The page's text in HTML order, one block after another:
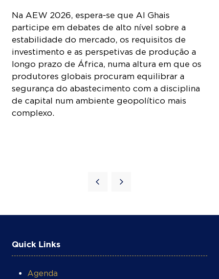
Na AEW 2026, espera-se que Al Ghais
participe em debates de alto nível sobre a
estabilidade do mercado, os requisitos de
investimento e as perspetivas de produção a
longo prazo de África, numa altura em que os
produtores globais procuram equilibrar a
segurança do abastecimento com a disciplina
de capital num ambiente geopolítico mais
complexo.
Quick Links
Agenda